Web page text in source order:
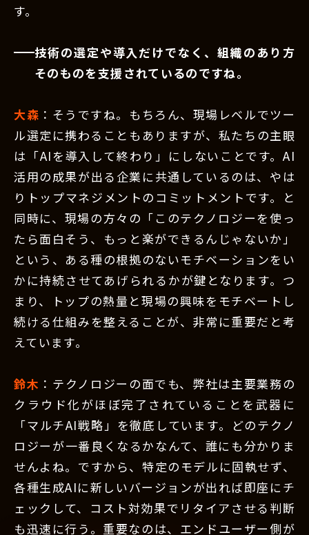
す。
技術の選定や導入だけでなく、組織のあり方
そのものを支援されているのですね。
大森 ：そうですね。もちろん、現場レベルでツー
ル選定に携わることもありますが、私たちの主眼
は「AIを導入して終わり」にしないことです。AI
活用の成果が出る企業に共通しているのは、やは
りトップマネジメントのコミットメントです。と
同時に、現場の方々の「このテクノロジーを使っ
たら面白そう、もっと楽ができるんじゃないか」
という、ある種の根拠のないモチベーションをい
かに持続させてあげられるかが鍵となります。つ
まり、トップの熱量と現場の興味をモチベートし
続ける仕組みを整えることが、非常に重要だと考
えています。
鈴木 ：テクノロジーの面でも、弊社は主要業務の
クラウド化がほぼ完了されていることを武器に
「マルチAI戦略」を徹底しています。どのテクノ
ロジーが一番良くなるかなんて、誰にも分かりま
せんよね。ですから、特定のモデルに固執せず、
各種生成AIに新しいバージョンが出れば即座にチ
ェックして、コスト対効果でリタイアさせる判断
も迅速に行う。重要なのは、エンドユーザー側が